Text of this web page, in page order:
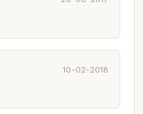
10-02-2018